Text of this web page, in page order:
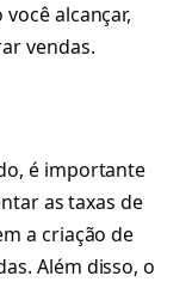
alcançar,
vendas.
é importante
as taxas de
a criação de
Além disso, o